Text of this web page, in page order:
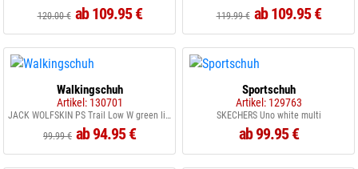
120.00 € ab 109.95 €
119.99 € ab 109.95 €
Walkingschuh
Artikel: 130701
JACK WOLFSKIN PS Trail Low W green linina
99.99 € ab 94.95 €
Sportschuh
Artikel: 129763
SKECHERS Uno white multi
ab 99.95 €